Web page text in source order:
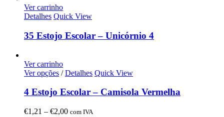
through
Ver carrinho
Detalhes Quick View
35 Estojo Escolar – Unicórnio 4
Ver carrinho
Ver opções / Detalhes Quick View
4 Estojo Escolar – Camisola Vermelha
€1,21 – €2,00Price
com IVA